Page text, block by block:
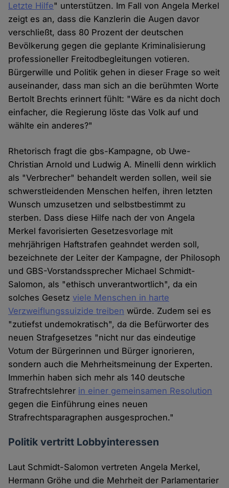
Letzte Hilfe" unterstützen. Im Fall von Angela Merkel
zeigt es an, dass die Kanzlerin die Augen davor
verschließt, dass 80 Prozent der deutschen
Bevölkerung gegen die geplante Kriminalisierung
professioneller Freitodbegleitungen votieren.
Bürgerwille und Politik gehen in dieser Frage so weit
auseinander, dass man sich an die berühmten Worte
Bertolt Brechts erinnert fühlt: "Wäre es da nicht doch
einfacher, die Regierung löste das Volk auf und
wählte ein anderes?"
Rhetorisch fragt die gbs-Kampagne, ob Uwe-
Christian Arnold und Ludwig A. Minelli denn wirklich
als "Verbrecher" behandelt werden sollen, weil sie
schwerstleidenden Menschen helfen, ihren letzten
Wunsch umzusetzen und selbstbestimmt zu
sterben. Dass diese Hilfe nach der von Angela
Merkel favorisierten Gesetzesvorlage mit
mehrjährigen Haftstrafen geahndet werden soll,
bezeichnete der Leiter der Kampagne, der Philosoph
und GBS-Vorstandssprecher Michael Schmidt-
Salomon, als "ethisch unverantwortlich", da ein
solches Gesetzviele Menschen in harte
Verzweiflungssuizide treiben würde. Zudem sei es
"zutiefst undemokratisch", da die Befürworter des
neuen Strafgesetzes "nicht nur das eindeutige
Votum der Bürgerinnen und Bürger ignorieren,
sondern auch die Mehrheitsmeinung der Experten.
Immerhin haben sich mehr als 140 deutsche
Strafrechtslehrer in einer gemeinsamen Resolution
gegen die Einführung eines neuen
Strafrechtsparagraphen ausgesprochen."
Politik vertritt Lobbyinteressen
Laut Schmidt-Salomon vertreten Angela Merkel,
Hermann Gröhe und die Mehrheit der Parlamentarier